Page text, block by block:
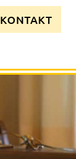
KONTAKT